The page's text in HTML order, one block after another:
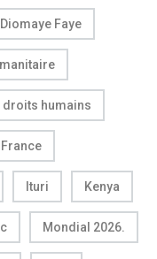
Faye
droits humains
France
Ituri Kenya
Mondial 2026.